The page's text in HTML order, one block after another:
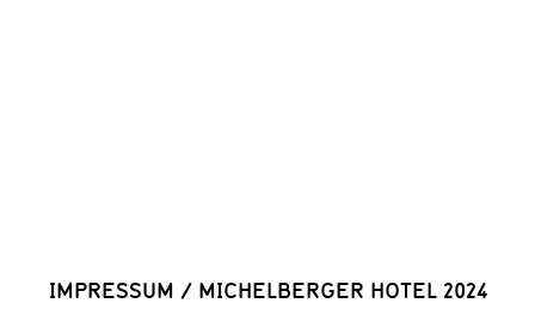
IMPRESSUM / MICHELBERGER HOTEL 2024